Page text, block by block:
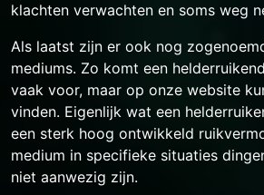
klachten verwachten en soms weg
Als laatst zijn er ook nog
mediums. Zo komt een
vaak voor, maar op onze website
vinden. Eigenlijk wat een
een sterk hoog ontwikkeld
medium in specifieke situaties
niet aanwezig zijn.